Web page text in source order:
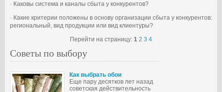
· Каковы система и каналы сбыта у конкурентов?
· Какие критерии положены в основу организации сбыта у конкурентов:
региональный, вид продукции или вид клиентуры?
Перейти на страницу: 1 2 3 4
Советы по выбору
Как выбрать обои
Еще пару десятков лет назад
советская действительность